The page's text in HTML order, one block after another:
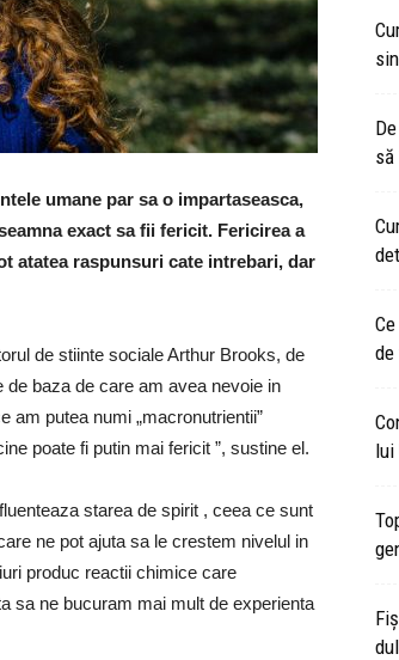
umane par sa o impartaseasca,
exact sa fii fericit. Fericirea a
atatea raspunsuri cate intrebari, dar
de stiinte sociale Arthur Brooks, de
baza de care am avea nevoie in
am putea numi „macronutrientii”
poate fi putin mai fericit ”, sustine el.
starea de spirit , ceea ce sunt
ne pot ajuta sa le crestem nivelul in
produc reactii chimice care
sa ne bucuram mai mult de experienta
de
lui